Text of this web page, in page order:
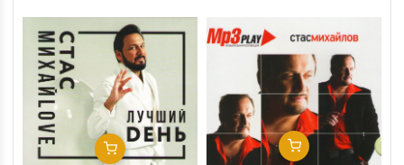
In Den Warenkorb In Den Warenkorb